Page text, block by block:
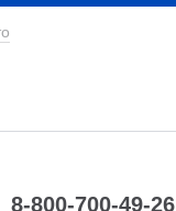
8-800-700-49-26